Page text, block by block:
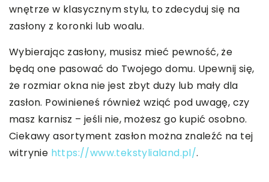
wnętrze w klasycznym stylu, to zdecyduj się na
zasłony z koronki lub woalu.
Wybierając zasłony, musisz mieć pewność, że
będą one pasować do Twojego domu. Upewnij się,
że rozmiar okna nie jest zbyt duży lub mały dla
zasłon. Powinieneś również wziąć pod uwagę, czy
masz karnisz – jeśli nie, możesz go kupić osobno.
Ciekawy asortyment zasłon można znaleźć na tej
witrynie https://www.tekstylialand.pl/.